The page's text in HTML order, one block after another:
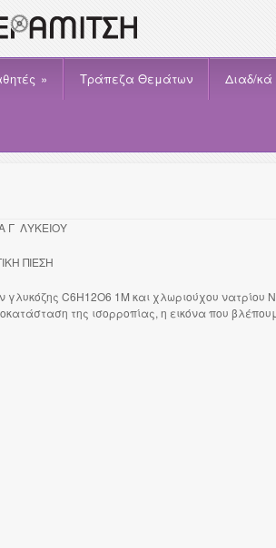
» Τράπεζα Θεμάτων Διαδ/
Γ ΛΥΚΕΙΟΥ
ΠΙΕΣΗ
γλυκόζης C6H12O6 1Μ και χλωριούχου
της ισορροπίας, η εικόνα που